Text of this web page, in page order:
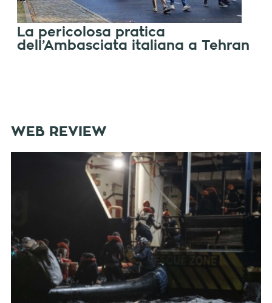
La pericolosa pratica
dell’Ambasciata italiana a Tehran
WEB REVIEW